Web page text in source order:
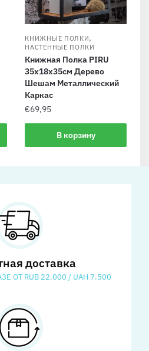
КНИЖНЫЕ ПОЛКИ,
НАСТЕННЫЕ ПОЛКИ
Книжная Полка PIRU
35x18x35см Дерево
Шешам Металлический
Каркас
€69,95
В корзину
доставка
ОТ RUB 22.000 / UAH 7.500